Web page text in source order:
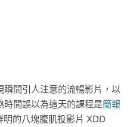
間引人注意的流暢影片，以
時間誤以為這天的課程是簡報
的八塊腹肌投影片 XDD